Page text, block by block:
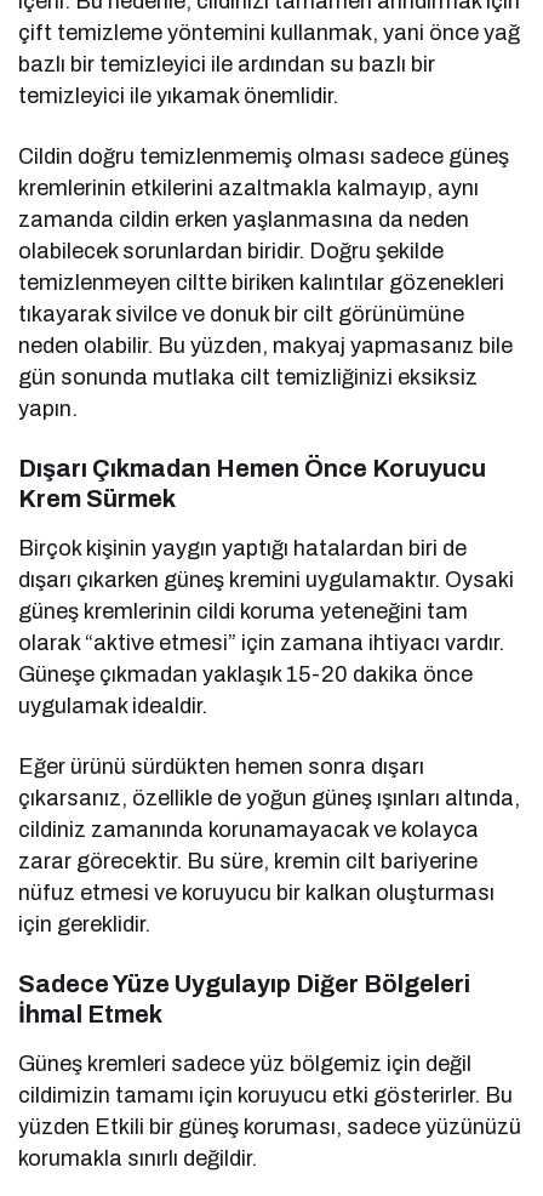
çift temizleme yöntemini kullanmak, yani önce yağ
bazlı bir temizleyici ile ardından su bazlı bir
temizleyici ile yıkamak önemlidir.
Cildin doğru temizlenmemiş olması sadece güneş
kremlerinin etkilerini azaltmakla kalmayıp, aynı
zamanda cildin erken yaşlanmasına da neden
olabilecek sorunlardan biridir. Doğru şekilde
temizlenmeyen ciltte biriken kalıntılar gözenekleri
tıkayarak sivilce ve donuk bir cilt görünümüne
neden olabilir. Bu yüzden, makyaj yapmasanız bile
gün sonunda mutlaka cilt temizliğinizi eksiksiz
yapın.
Dışarı Çıkmadan Hemen Önce Koruyucu
Krem Sürmek
Birçok kişinin yaygın yaptığı hatalardan biri de
dışarı çıkarken güneş kremini uygulamaktır. Oysaki
güneş kremlerinin cildi koruma yeteneğini tam
olarak “aktive etmesi” için zamana ihtiyacı vardır.
Güneşe çıkmadan yaklaşık 15-20 dakika önce
uygulamak idealdir.
Eğer ürünü sürdükten hemen sonra dışarı
çıkarsanız, özellikle de yoğun güneş ışınları altında,
cildiniz zamanında korunamayacak ve kolayca
zarar görecektir. Bu süre, kremin cilt bariyerine
nüfuz etmesi ve koruyucu bir kalkan oluşturması
için gereklidir.
Sadece Yüze Uygulayıp Diğer Bölgeleri
İhmal Etmek
Güneş kremleri sadece yüz bölgemiz için değil
cildimizin tamamı için koruyucu etki gösterirler. Bu
yüzden Etkili bir güneş koruması, sadece yüzünüzü
korumakla sınırlı değildir.